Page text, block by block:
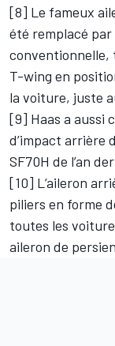
[8] Le fameux
été remplacé
conventionnelle,
T-wing en
la voiture, juste
[9] Haas a aussi
d’impact arrière
SF70H de l’an
[10] L’aileron
piliers en forme
toutes les
aileron de